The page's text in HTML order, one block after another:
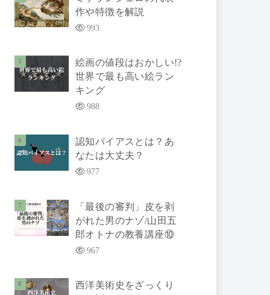
作や特徴を解説
993
絵画の値段はおかしい!?
世界で最も高い絵ラン
キング
988
認知バイアスとは？あ
なたは大丈夫？
977
「最後の審判」皮を剥
がれた男のナゾ/山田五
郎オトナの教養講座⑩
967
西洋美術史をざっくり